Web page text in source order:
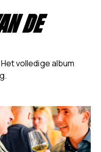
DE
volledige album